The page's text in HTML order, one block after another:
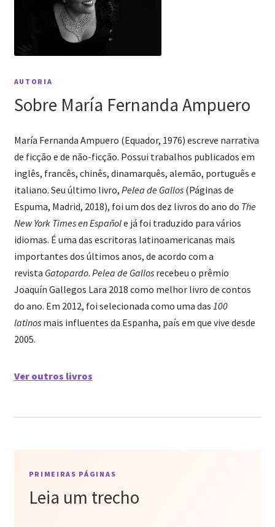
AUTORIA
Sobre María Fernanda Ampuero
María Fernanda Ampuero (Equador, 1976) escreve narrativa
de ficção e de não-ficção. Possui trabalhos publicados em
inglês, francês, chinês, dinamarquês, alemão, português e
italiano. Seu último livro, Pelea de Gallos(Páginas de
Espuma, Madrid, 2018), foi um dos dez livros do ano do The
New York Times en Españole já foi traduzido para vários
idiomas. É uma das escritoras latinoamericanas mais
importantes dos últimos anos, de acordo com a
revista Gatopardo. Pelea de Gallosrecebeu o prêmio
Joaquín Gallegos Lara 2018 como melhor livro de contos
do ano. Em 2012, foi selecionada como uma das 100
latinosmais influentes da Espanha, país em que vive desde
2005.
Ver outros livros
PRIMEIRAS PÁGINAS
Leia um trecho